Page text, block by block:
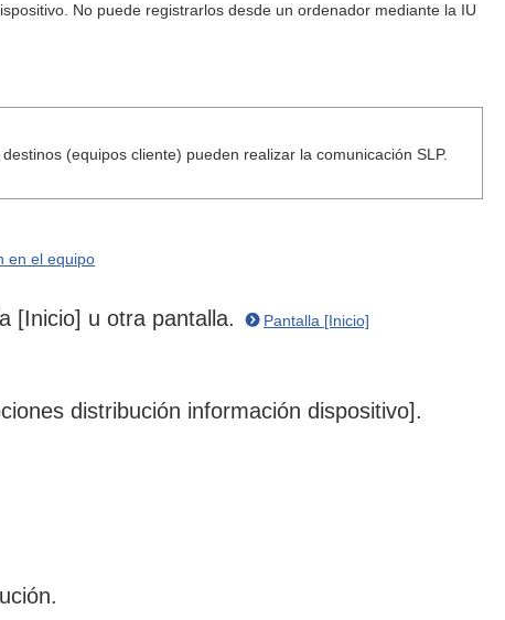
No puede registrarlos desde un ordenador mediante la IU
(equipos cliente) pueden realizar la comunicación SLP.
en el equipo
[Inicio] u otra pantalla. Pantalla [Inicio]
distribución información dispositivo].